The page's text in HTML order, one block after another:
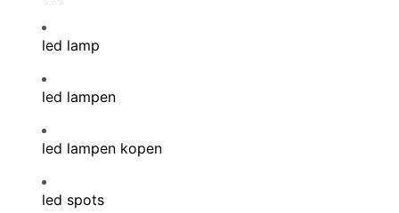
led lamp
led lampen
led lampen kopen
led spots